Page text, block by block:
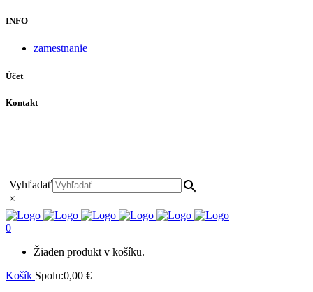
INFO
zamestnanie
Účet
Kontakt
Vyhľadať
×
0
Žiaden produkt v košíku.
Košík Spolu:0,00 €